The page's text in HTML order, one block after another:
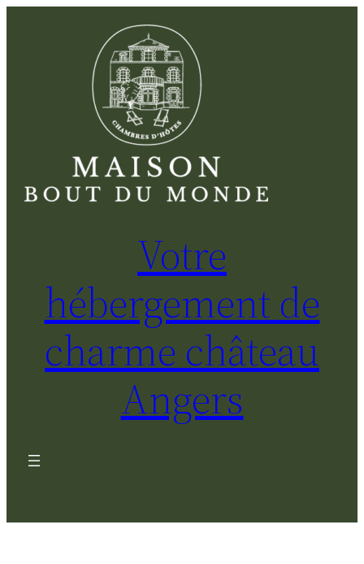
Votre
hébergement de
charme château
Angers